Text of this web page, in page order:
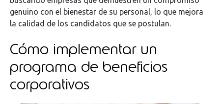
genuino con el bienestar de su personal, lo que mejora
la calidad de los candidatos que se postulan.
Cómo implementar un
programa de beneficios
corporativos